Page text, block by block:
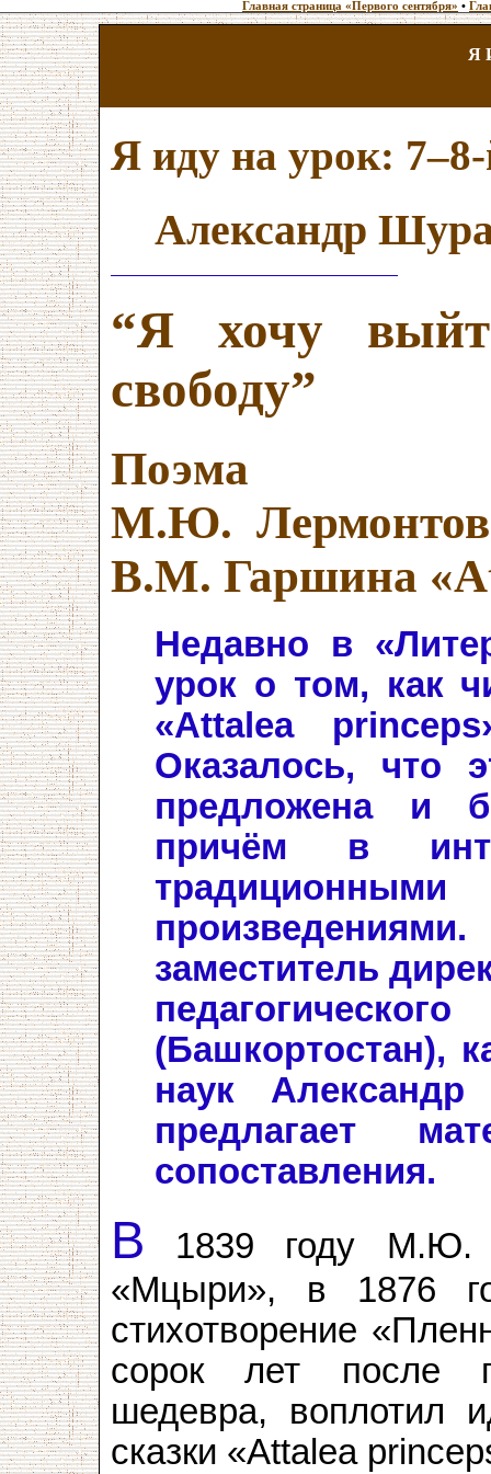
Главная страница «Первого сентября» •
Я
Я иду на урок:
Александр
“Я хочу
свободу”
Поэма
М.Ю.
В.М. Гаршина
Недавно в
урок о том, как
«Attalea
Оказалось, что
предложена и
причём в
заместитель
(Башкортостан),
наук
предлагает
сопоставления.
В 1839 году М.Ю.
«Мцыри», в 1876
стихотворение
сорок лет после
шедевра, воплотил
сказки «Attalea